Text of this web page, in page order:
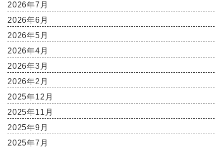
2026年7月
2026年6月
2026年5月
2026年4月
2026年3月
2026年2月
2025年12月
2025年11月
2025年9月
2025年7月